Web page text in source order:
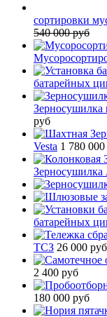
сортировки
540 000 руб
батарейных
Зерносушилка
руб
Vesta 1 780
Зерносушилка
батарейных
ТСЗ 26 000 руб
2 400 руб
180 000 руб